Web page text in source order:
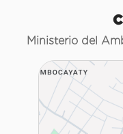
Ministerio del